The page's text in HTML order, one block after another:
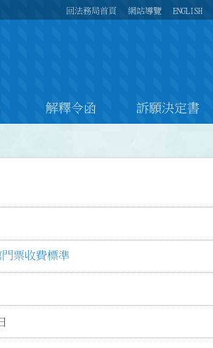
回法務局首頁 網站導覽 ENGLISH
解釋令函 訴願決定書
票收費標準